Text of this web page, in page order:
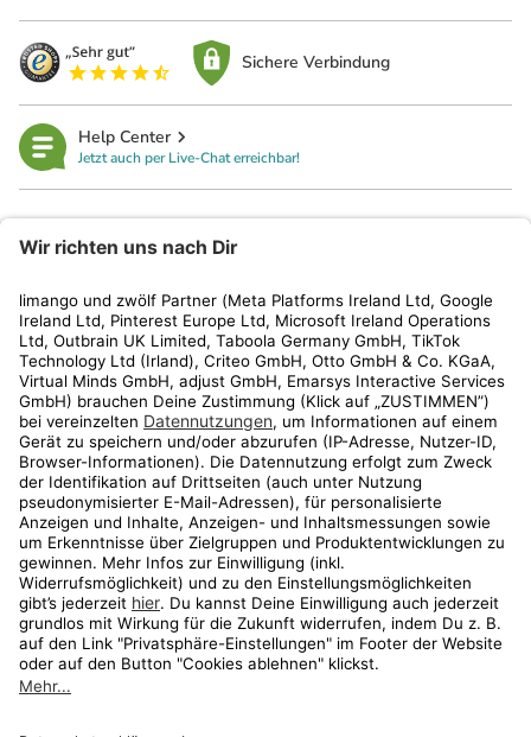
Sichere Verbindung
Help Center
Jetzt auch per Live-Chat erreichbar!
Kundenservice
Shop
Aktionen
Travel